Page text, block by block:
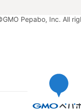
Pepabo, Inc. All